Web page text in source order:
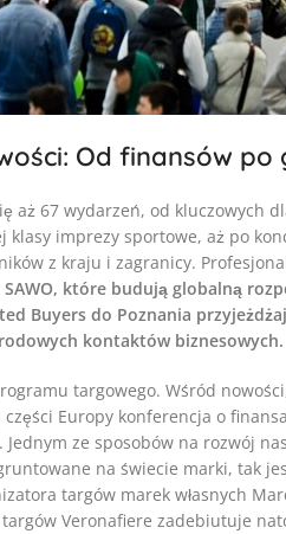
Od finansów
aż 67 wydarzeń, od
klasy imprezy sportowe, aż po
z kraju i zagranicy.
które budują globalną
Buyers do Poznania
kontaktów biznesowych.
targowego. Wśród
Europy konferencja o
ze sposobów na rozwój
na świecie marki, tak
targów marek własnych
targów Veronafiere zadebiutuje